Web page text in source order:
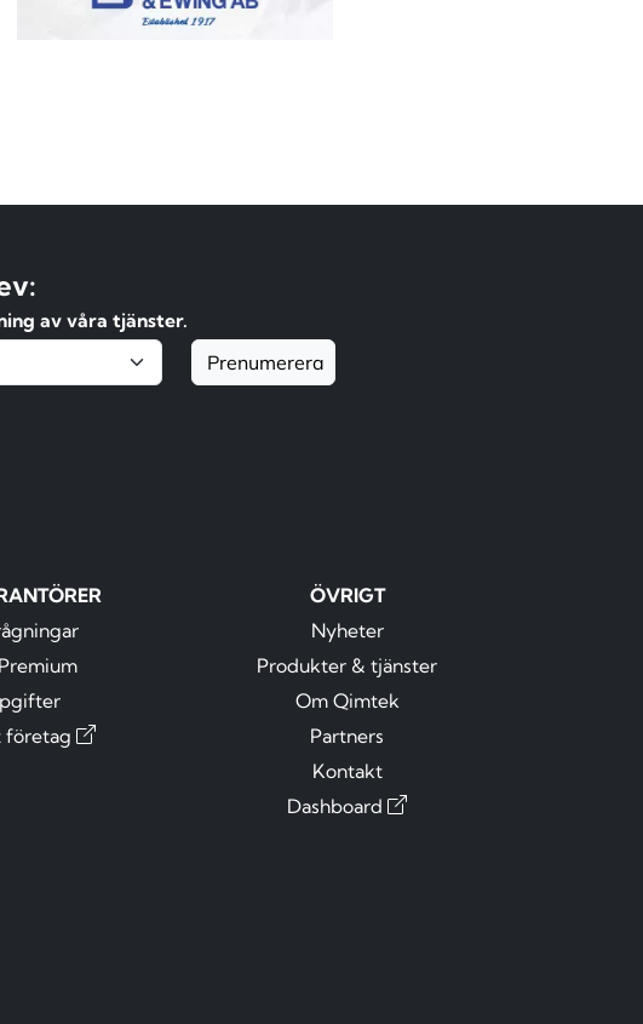
av våra tjänster.
Prenumerera
företag
ÖVRIGT
Nyheter
Produkter & tjänster
Om Qimtek
Partners
Kontakt
Dashboard